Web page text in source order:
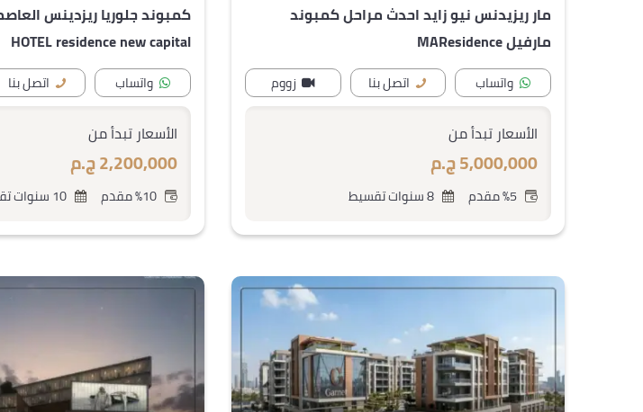
مار ريزيدنس نيو زايد احدث مراحل كمبوند
مارفيل MAResidence
واتساب اتصل بنا زووم
الأسعار تبدأ من
5,000,000 ج.م
%5 مقدم 8 سنوات تقسيط
HOTEL residence new capital
واتساب اتصل بنا
الأسعار تبدأ من
2,200,000 ج.م
%10 مقدم 10 سنوات تقسيط